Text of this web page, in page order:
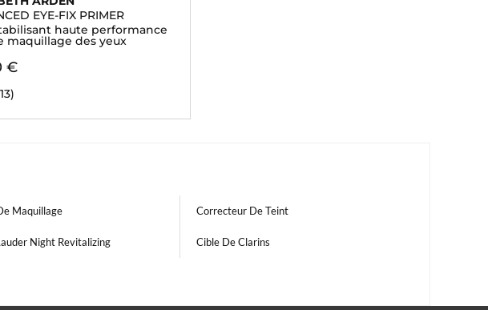
EYE-FIX PRIMER
haute performance
maquillage des yeux
€
Maquillage Correcteur De Teint
Night Revitalizing Cible De Clarins